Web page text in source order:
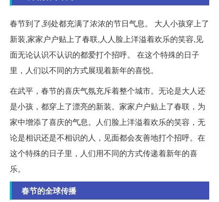
春节到了,到处都充满了浓浓的节日气息。 大人小孩穿上了
新装,家家户户贴上了春联,人人脸上洋溢着欢乐的笑容,见
面无论认识不认识的都爱打个招呼。 在这个特殊的日子
里，人们以不同的方式展现着新年的喜悦。
在武平，春节的喜庆气氛充斥着整个城市。无论是大人还
是小孩，都穿上了漂亮的新装。家家户户贴上了春联，为
家中增添了喜庆的气息。人们脸上洋溢着欢乐的笑容，无
论是相识还是不相识的人，见面都会友善地打个招呼。在
这个特殊的日子里，人们用不同的方式传递着新年的喜
乐。
春节的全球传播